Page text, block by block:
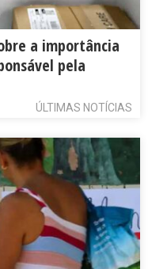
a importância
pela
ÚLTIMAS NOTÍCIAS